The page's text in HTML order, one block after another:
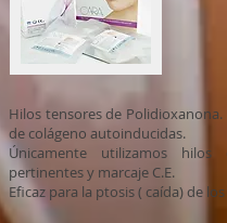
Hilos tensores de
de colágeno autoinducidas.
Únicamente utilizamos
pertinentes y marcaje C.E.
Eficaz para la ptosis ( caída) de